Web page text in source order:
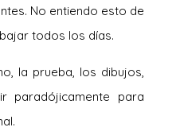
No entiendo esto de
todos los días.
la prueba, los dibujos,
paradójicamente para